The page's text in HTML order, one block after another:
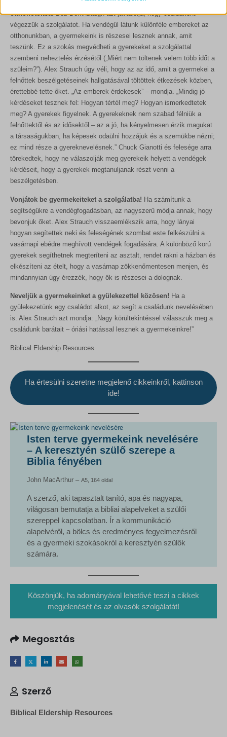
Hívjatok meg gyülekezeti tagokat és misszionáriusokat az
otthonotokba!Bob Deffinbaugh azt javasolja, hogy családként
végezzük a szolgálatot. Ha vendégül látunk különféle embereket az
otthonunkban, a gyermekeink is részesei lesznek annak, amit
teszünk. Ez a szokás megvédheti a gyerekeket a szolgálattal
szembeni neheztelés érzésétől („Miért nem töltenek velem több időt a
szüleim?”). Alex Strauch úgy véli, hogy az az idő, amit a gyermekei a
felnőttek beszélgetéseinek hallgatásával töltöttek étkezések közben,
érettebbé tette őket. „Az emberek érdekesek” – mondja. „Mindig jó
kérdéseket tesznek fel: Hogyan tértél meg? Hogyan ismerkedtetek
meg? A gyerekek figyelnek. A gyerekeknek nem szabad félniük a
felnőttektől és az idősektől – az a jó, ha kényelmesen érzik magukat
a társaságukban, ha képesek odaülni hozzájuk és a szemükbe nézni;
ez mind része a gyereknevelésnek.” Chuck Gianotti és felesége arra
törekedtek, hogy ne válaszolják meg gyerekeik helyett a vendégek
kérdéseit, hogy a gyerekek megtanuljanak részt venni a
beszélgetésben.
Vonjátok be gyermekeiteket a szolgálatba! Ha számítunk a
segítségükre a vendégfogadásban, az nagyszerű módja annak, hogy
bevonjuk őket. Alex Strauch visszaemlékszik arra, hogy lányai
hogyan segítettek neki és feleségének szombat este felkészülni a
vasárnapi ebédre meghívott vendégek fogadására. A különböző korú
gyerekek segíthetnek megteríteni az asztalt, rendet rakni a házban és
elkészíteni az ételt, hogy a vasárnap zökkenőmentesen menjen, és
mindannyian úgy érezzék, hogy ők is részesei a dolognak.
Neveljük a gyermekeinket a gyülekezettel közösen! Ha a
gyülekezetünk egy családot alkot, az segít a családunk nevelésében
is. Alex Strauch azt mondja: „Nagy körültekintéssel válasszuk meg a
családunk barátait – óriási hatással lesznek a gyermekeinkre!”
Biblical Eldership Resources
Ha értesülni szeretne megjelenő cikkeinkről, kattinson
ide!
Isten terve gyermekeink nevelésére
– A keresztyén szülő szerepe a
Biblia fényében
John MacArthur – A5, 164 oldal
A szerző, aki tapasztalt tanító, apa és nagyapa,
világosan bemutatja a bibliai alapelveket a szülői
szereppel kapcsolatban. Ír a kommunikáció
alapelvéről, a bölcs és eredményes fegyelmezésről
és a gyermeki szokásokról a keresztyén szülők
számára.
Köszönjük, ha adományával lehetővé teszi a cikkek
megjelenését és az olvasók szolgálatát!
Megosztás
Szerző
Biblical Eldership Resources
PHPSESSID
store_notice*
wlfmc_session_282a07b02e3ebaca0e6c6db58fe7bf11
woocommerce_cart_hash
woocommerce_items_in_cart
woocommerce_recently_viewed
wordpress_logged_in_*
wordpress_test_cookie
wp_lang
wp_woocommerce_session_*
wp-settings-time-*
gyűjtenek, amelyek lehetővé teszik számunkra, hogy betekintést
nyerjünk abba, hogyan lépnek kapcsolatba látogatóink a
weboldalunkkal.
Részletek megjelenítése
_ga
rs6_overview_pagination
sbjs_current_add
sbjs_first
sbjs_first_add
sbjs_migrations
sbjs_session
sbjs_udata
tk_ai
Egyéb szolgáltatások
Ez a kategória minden olyan sütit, domaint és szolgáltatást
magában foglal, amelyek nem tartoznak a megadott kategóriákba,
vagy amelyeket nem kategorizáltak.
Részletek megjelenítése
MicrosoftApplicationsTelemetryDeviceId
MicrosoftApplicationsTelemetryFirstLaunchTime
redux_*
wp-*